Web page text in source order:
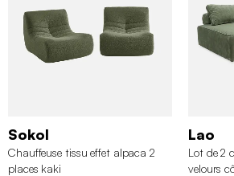
Sokol
Chauffeuse tissu effet alpaca 2
places kaki
Lao
Lot de 2
velours